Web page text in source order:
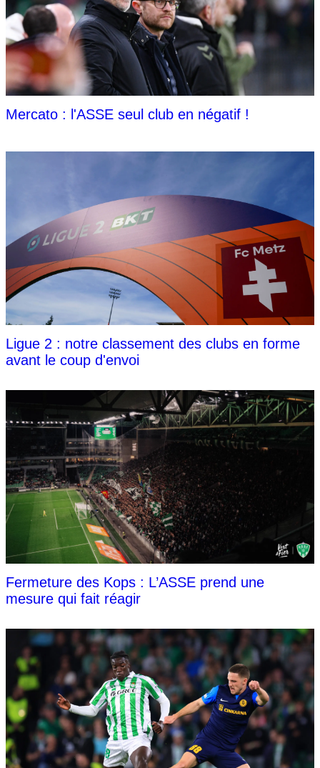
Mercato : l'ASSE seul club en négatif !
Ligue 2 : notre classement des clubs en forme
avant le coup d'envoi
Fermeture des Kops : L’ASSE prend une
mesure qui fait réagir